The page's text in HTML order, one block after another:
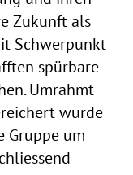
Zukunft als
Schwerpunkt
spürbare
Umrahmt
wurde
Gruppe um